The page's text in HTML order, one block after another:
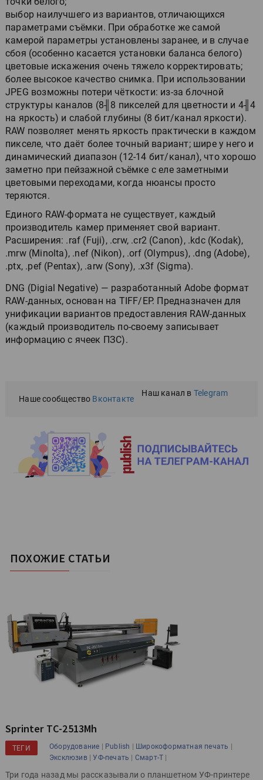
выбор наилучшего из вариантов, отличающихся
параметрами съёмки. При обработке же самой
камерой параметры установлены заранее, и в случае
сбоя (особенно касается установки баланса белого)
цветовые искажения очень тяжело корректировать;
более высокое качество снимка. При использовании
JPEG возможны потери чёткости: из-за блочной
структуры каналов (8╢8 пикселей для цветности и 4╢4
на яркость) и слабой глубины (8 бит/канал яркости).
RAW позволяет менять яркость практически в каждом
пикселе, что даёт более точный вариант; шире у него и
динамический диапазон (12-14 бит/канал), что хорошо
заметно при пейзажной съёмке с еле заметными
цветовыми переходами, когда нюансы просто
теряются.
Единого RAW-формата не существует, каждый
производитель камер применяет свой вариант.
Расширения: .raf (Fuji), .crw, .cr2 (Canon), .kdc (Kodak),
.mrw (Minolta), .nef (Nikon), .orf (Olympus), .dng (Adobe),
.ptx, .pef (Pentax), .arw (Sony), .x3f (Sigma).
DNG (Digial Negative) — разработанный Adobe формат
RAW-данных, основан на TIFF/EP. Предназначен для
унификации вариантов предоставления RAW-данных
(каждый производитель по-своему записывает
информацию с ячеек ПЗС).
Наше сообщество Вконтакте
Наш канал в Telegram
ПОХОЖИЕ СТАТЬИ
Sprinter ТС-2513Mh
ТЕГИ Оборудование | Publish | Широкоформатная печать |
Эксклюзив |УФ-печать | Смарт-Т |
Три года назад мы рассказывали о планшетном УФ-принтере